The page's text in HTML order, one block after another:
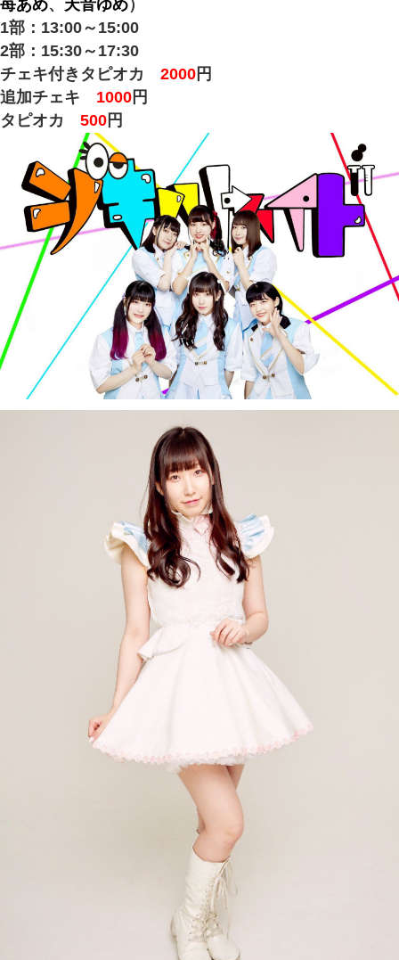
苺あめ、 天音ゆめ）
1部：13:00～15:00
2部：15:30～17:30
チェキ付きタピオカ 2000 円
追加チェキ 1000 円
タピオカ 500 円